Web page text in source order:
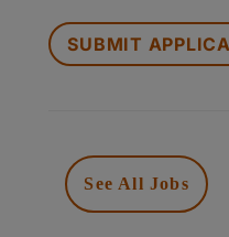
PEOPLE
LOOKING
FOR
PUT
ANYTHING
HERE.
See All Jobs